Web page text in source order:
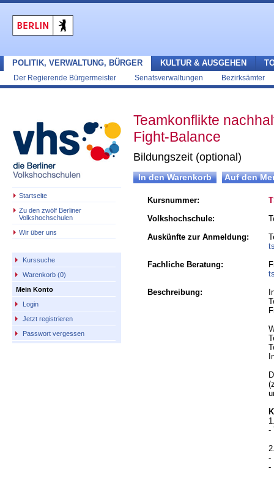
POLITIK, VERWALTUNG, BÜRGER
Der Regierende Bürgermeister Senatsverwaltungen Bezirksämter
KULTUR & AUSGEHEN
Startseite
Zu den zwölf Berliner
Volkshochschulen
Wir über uns
Kurssuche
Warenkorb (0)
Mein Konto
Login
Jetzt registrieren
Passwort vergessen
Teamkonflikte
Fight-Balance
Bildungszeit (optional)
Kursnummer:
Volkshochschule:
Auskünfte zur Anmeldung:
Fachliche Beratung:
Beschreibung:
-
-
-